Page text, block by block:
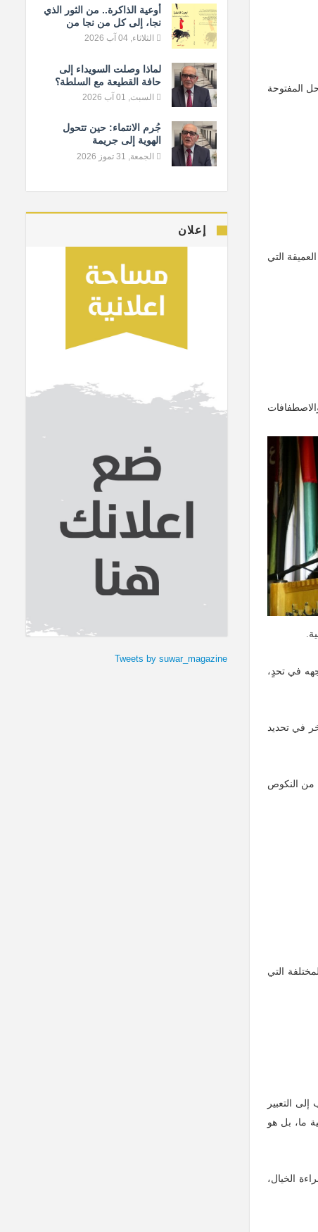
المفتوحة
التي
في تحدٍ،
في تحديد
من النكوص
التي
التعبير
ما، بل هو
الخيال،
أوعية الذاكرة.. من الثور الذي
نجا، إلى كل من نجا من
النسيان
الثلاثاء, 04 آب 2026
لماذا وصلت السويداء إلى
حافة القطيعة مع السلطة؟
السبت, 01 آب 2026
جُرم الانتماء: حين تتحول
الهوية إلى جريمة
الجمعة, 31 تموز 2026
إعلان
Tweets by suwar_magazine